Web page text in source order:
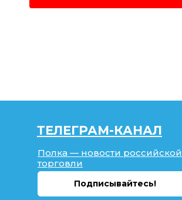
ТЕЛЕГРАМ-КАНАЛ
Полка — новости российской
торговли
Подписывайтесь!